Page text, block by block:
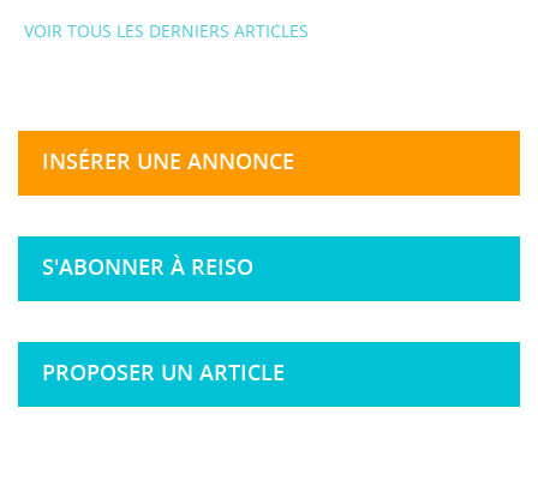
VOIR TOUS LES DERNIERS ARTICLES
INSÉRER UNE ANNONCE
S'ABONNER À REISO
PROPOSER UN ARTICLE